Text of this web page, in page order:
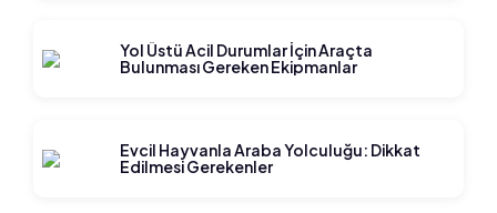
Yol Üstü Acil Durumlar İçin Araçta
Bulunması Gereken Ekipmanlar
Evcil Hayvanla Araba Yolculuğu: Dikkat
Edilmesi Gerekenler